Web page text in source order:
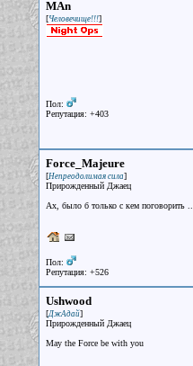
MAn
[Человечище!!!]
Пол:
Репутация: +403
Force_Majeure
[Непреодолимая сила]
Прирожденный Джаец
Ах, было б только с кем поговорить ...
Пол:
Репутация: +526
Ushwood
[ДжАдай]
Прирожденный Джаец
May the Force be with you